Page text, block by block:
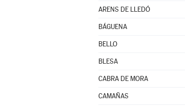
ARENS DE LLEDÓ
BÁGUENA
BELLO
BLESA
CABRA DE MORA
CAMAÑAS